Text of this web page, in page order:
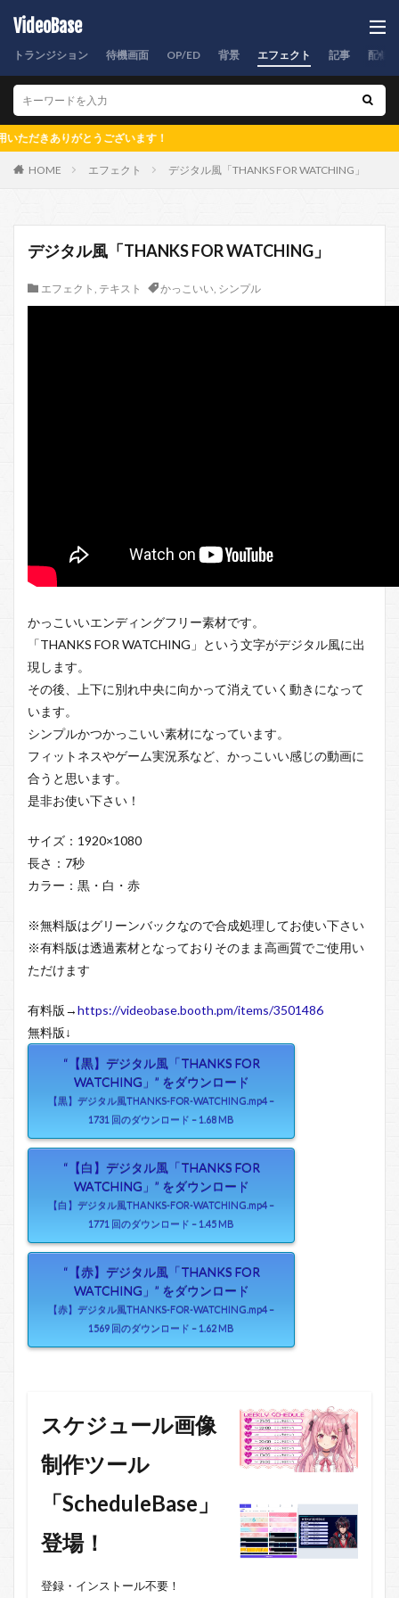
VideoBase
トランジション 待機画面 OP/ED 背景 エフェクト 記事 配信
りがとうございます！
HOME エフェクト デジタル風「THANKS FOR WATCHING」
デジタル風「THANKS FOR WATCHING」
エフェクト , テキスト かっこいい, シンプル
かっこいいエンディングフリー素材です。
「THANKS FOR WATCHING」という文字がデジタル風に出
現します。
その後、上下に別れ中央に向かって消えていく動きになって
います。
シンプルかつかっこいい素材になっています。
フィットネスやゲーム実況系など、かっこいい感じの動画に
合うと思います。
是非お使い下さい！
サイズ：1920×1080
長さ：7秒
カラー：黒・白・赤
※無料版はグリーンバックなので合成処理してお使い下さい
※有料版は透過素材となっておりそのまま高画質でご使用い
ただけます
有料版→https://videobase.booth.pm/items/3501486
無料版↓
“【黒】デジタル風「THANKS FOR
WATCHING」” をダウンロード
【黒】デジタル風THANKS-FOR-WATCHING.mp4 –
1731 回のダウンロード – 1.68 MB
“【白】デジタル風「THANKS FOR
WATCHING」” をダウンロード
【白】デジタル風THANKS-FOR-WATCHING.mp4 –
1771 回のダウンロード – 1.45 MB
“【赤】デジタル風「THANKS FOR
WATCHING」” をダウンロード
【赤】デジタル風THANKS-FOR-WATCHING.mp4 –
1569 回のダウンロード – 1.62 MB
スケジュール画像
制作ツール
「ScheduleBase」
登場！
登録・インストール不要！